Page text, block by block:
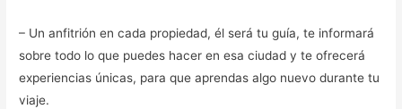
– Un anfitrión en cada propiedad, él será tu guía, te informará
sobre todo lo que puedes hacer en esa ciudad y te ofrecerá
experiencias únicas, para que aprendas algo nuevo durante tu
viaje.